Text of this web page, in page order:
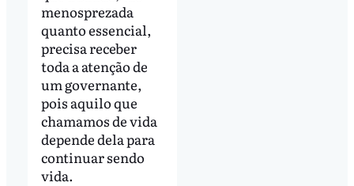
menosprezada
quanto essencial,
precisa receber
toda a atenção de
um governante,
pois aquilo que
chamamos de vida
depende dela para
continuar sendo
vida.